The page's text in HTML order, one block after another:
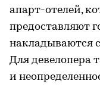
апарт-отелей,
предоставляют
накладываются
Для девелопера
и